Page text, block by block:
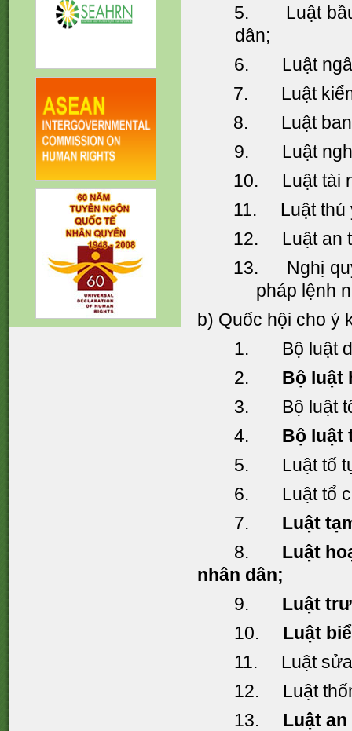
5. Luật bầu
dân;
6. Luật
7. Luật kiểm
8. Luật ban
9. Luật
10. Luật tài
11. Luật thú
12. Luật an
13. Nghị
pháp lệnh
b) Quốc hội cho ý
1. Bộ luật
2. Bộ luật
3. Bộ luật tố
4.
Bộ luật
5. Luật tố
6. Luật tổ
7.
Luật
8. Luật
nhân dân;
9. Luật
10. Luật
11. Luật sửa
12. Luật
13. Luật